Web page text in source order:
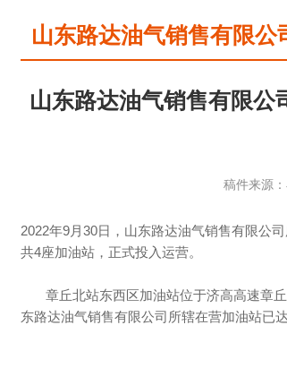
山东路达油气销售有限公
山东路达油气销售有限
稿件来源
2022年9月30日，山东路达油气销售有限公
共4座加油站，正式投入运营。
章丘北站东西区加油站位于济高高速章丘
东路达油气销售有限公司所辖在营加油站已达